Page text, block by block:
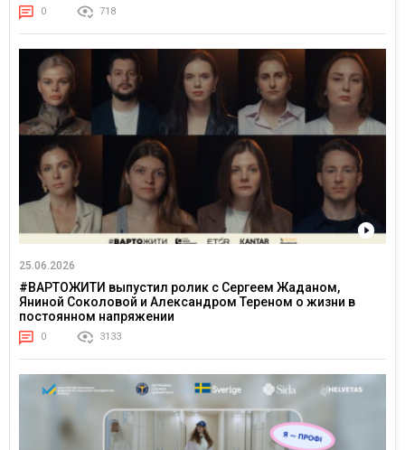
0 718
25.06.2026
#ВАРТОЖИТИ выпустил ролик с Сергеем Жаданом,
Яниной Соколовой и Александром Тереном о жизни в
постоянном напряжении
0 3133